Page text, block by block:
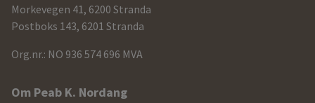
Morkevegen 41, 6200 Stranda
Postboks 143, 6201 Stranda
Org.nr.: NO 936 574 696 MVA
Om Peab K. Nordang